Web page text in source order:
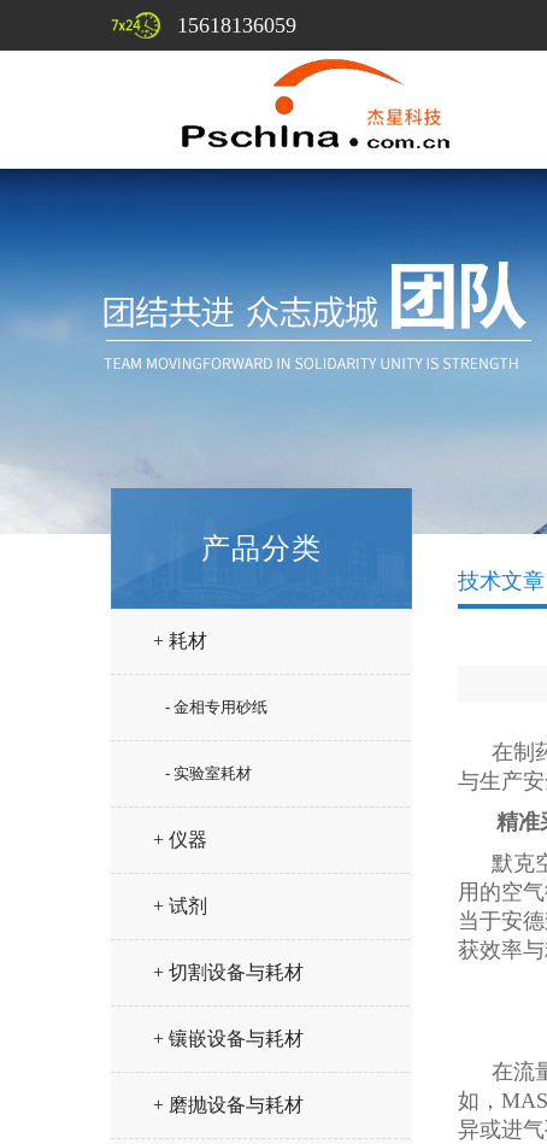
15618136059
产品分类
+ 耗材
- 金相专用砂纸
- 实验室耗材
+ 仪器
+ 试剂
+ 切割设备与耗材
+ 镶嵌设备与耗材
+ 磨抛设备与耗材
技术文章
在制
与生产
精准
默克
用的空
当于安
获效率
在流
如，
异或进